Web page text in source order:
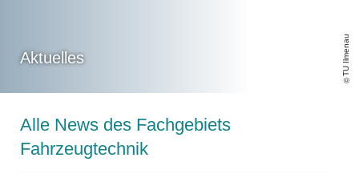
Aktuelles TU Ilmenau
Alle News des Fachgebiets
Fahrzeugtechnik